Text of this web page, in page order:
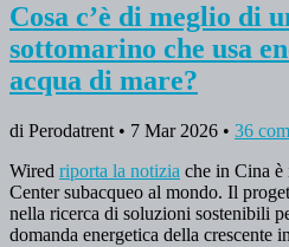
Cosa c’è di meglio di
sottomarino che usa
acqua di mare?
di Perodatrent • 7 Mar 2026 • 36
Wired riporta la notizia che in Cina
Center subacqueo al mondo. Il
nella ricerca di soluzioni sostenibili
domanda energetica della crescente